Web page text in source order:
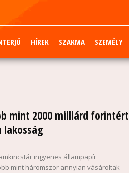
HÍREK SZAKMA SZEMÉLY
mint 2000 milliárd forintért
ingyenes állampapír
mint háromszor annyian vásároltak